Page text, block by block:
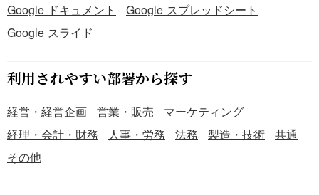
Google ドキュメント
Google スプレッドシート
Google スライド
利用されやすい部署から探す
経営・経営企画 営業・販売
マーケティング
経理・会計・財務
人事・労務 法務 製造・技術
共通
その他